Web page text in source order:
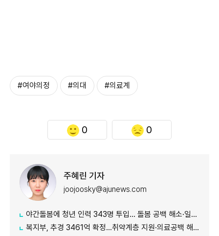
#여야의정 #의대 #의료계
0 0
주혜린 기자
joojoosky@ajunews.com
야간돌봄에 청년 인력 343명 투입… 돌봄 공백 해소·일자리 확대 추진
복지부, 추경 3461억 확정…취약계층 지원·의료공백 해소 강화